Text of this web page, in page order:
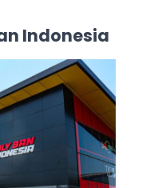
Indonesia